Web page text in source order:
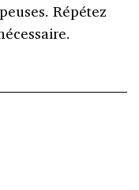
Répétez